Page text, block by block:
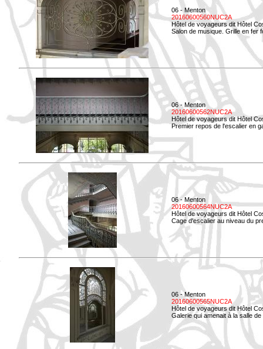
06 - Menton
20160600560NUC2A
Hôtel de voyageurs dit Hôtel
Salon de musique. Grille en fer
06 - Menton
20160600562NUC2A
Hôtel de voyageurs dit Hôtel
Premier repos de l'escalier en
06 - Menton
20160600564NUC2A
Hôtel de voyageurs dit Hôtel
Cage d'escalier au niveau du
06 - Menton
20160600565NUC2A
Hôtel de voyageurs dit Hôtel
Galerie qui amenait à la salle